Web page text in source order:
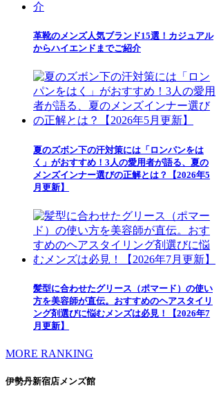
革靴のメンズ人気ブランド15選！カジュアル
からハイエンドまでご紹介
夏のズボン下の汗対策には「ロンパンをは
く」がおすすめ！3人の愛用者が語る、夏の
メンズインナー選びの正解とは？【2026年5
月更新】
髪型に合わせたグリース（ポマード）の使い
方を美容師が直伝。おすすめのヘアスタイリ
ング剤選びに悩むメンズは必見！【2026年7
月更新】
MORE RANKING
伊勢丹新宿店メンズ館